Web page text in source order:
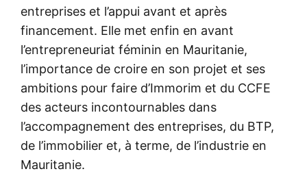
entreprises et l’appui avant et après
financement. Elle met enfin en avant
l’entrepreneuriat féminin en Mauritanie,
l’importance de croire en son projet et ses
ambitions pour faire d’Immorim et du CCFE
des acteurs incontournables dans
l’accompagnement des entreprises, du BTP,
de l’immobilier et, à terme, de l’industrie en
Mauritanie.